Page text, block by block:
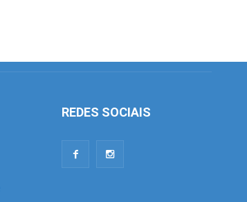
REDES SOCIAIS